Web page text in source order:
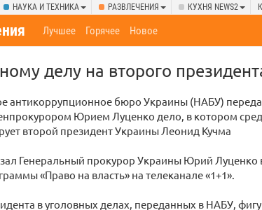
НАУКА И ТЕХНИКА РАЗВЛЕЧЕНИЯ КУХНЯ NEWS2
Лучшее Горячее Новое
делу на второго
антикоррупционное бюро Украины (НАБУ)
Юрием Луценко дело, в котором
второй президент Украины Леонид Кучма
Генеральный прокурор Украины Юрий Луценко
«Право на власть» на телеканале «1+1».
в уголовных делах, переданных в НАБУ,